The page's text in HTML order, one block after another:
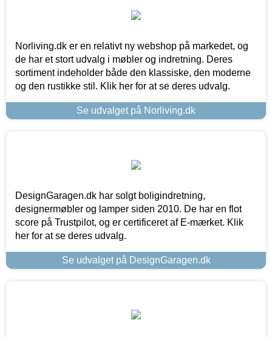
Norliving.dk er en relativt ny webshop på markedet, og
de har et stort udvalg i møbler og indretning. Deres
sortiment indeholder både den klassiske, den moderne
og den rustikke stil. Klik her for at se deres udvalg.
Se udvalget på Norliving.dk
DesignGaragen.dk har solgt boligindretning,
designermøbler og lamper siden 2010. De har en flot
score på Trustpilot, og er certificeret af E-mærket. Klik
her for at se deres udvalg.
Se udvalget på DesignGaragen.dk